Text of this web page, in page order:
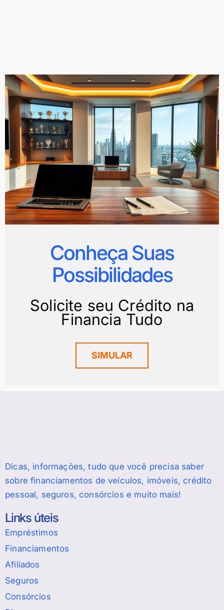
Conheça Suas
Possibilidades
Solicite seu Crédito na
Financia Tudo
SIMULAR
Dicas, informações, tudo que você precisa saber
sobre financiamentos de veículos, imóveis, crédito
pessoal, seguros, consórcios e muito mais!
Links úteis
Empréstimos
Financiamentos
Afiliados
Seguros
Consórcios